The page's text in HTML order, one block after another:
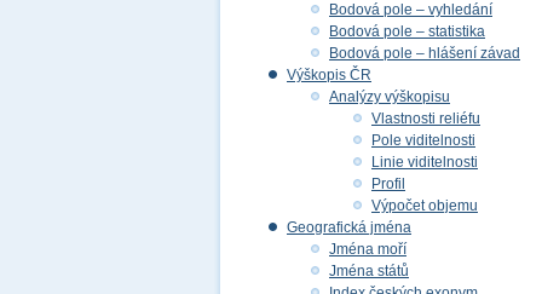
Bodová pole – vyhledání
Bodová pole – statistika
Bodová pole – hlášení závad
Výškopis ČR
Analýzy výškopisu
Vlastnosti reliéfu
Pole viditelnosti
Linie viditelnosti
Profil
Výpočet objemu
Geografická jména
Jména moří
Jména států